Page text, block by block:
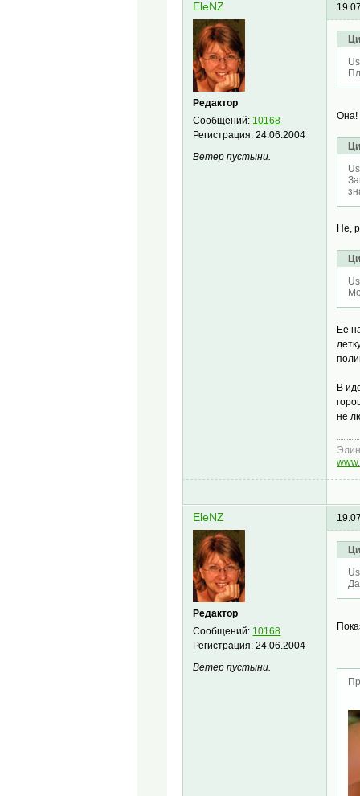
EleNZ
Редактор
Сообщений: 10168
Регистрация:24.06.2004
Ветер пустыни.
Она!
Не,
Ее
В
не
EleNZ
Редактор
Сообщений: 10168
Регистрация:24.06.2004
Ветер пустыни.